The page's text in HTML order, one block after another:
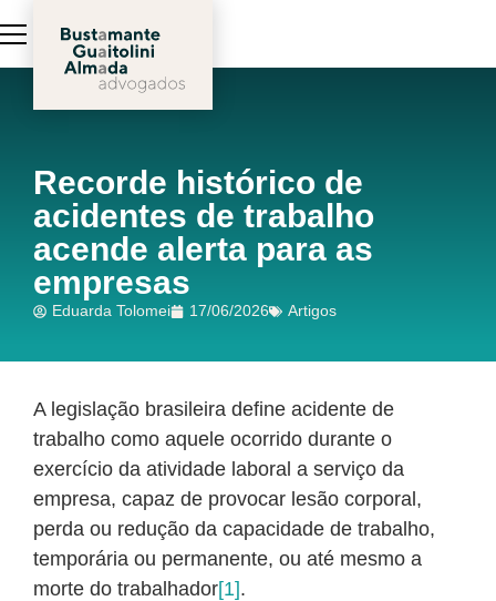
Recorde histórico de
acidentes de trabalho
acende alerta para as
empresas
Eduarda Tolomei 17/06/2026 Artigos
A legislação brasileira define acidente de
trabalho como aquele ocorrido durante o
exercício da atividade laboral a serviço da
empresa, capaz de provocar lesão corporal,
perda ou redução da capacidade de trabalho,
temporária ou permanente, ou até mesmo a
morte do trabalhador[1].